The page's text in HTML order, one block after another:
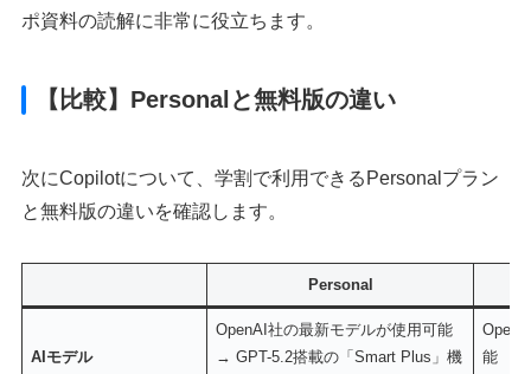
ポ資料の読解に非常に役立ちます。
【比較】Personalと無料版の違い
次にCopilotについて、学割で利用できるPersonalプラン
と無料版の違いを確認します。
Personal
AIモデル
OpenAI社の最新モデルが使用可能
→ GPT-5.2搭載の「Smart Plus」機
能